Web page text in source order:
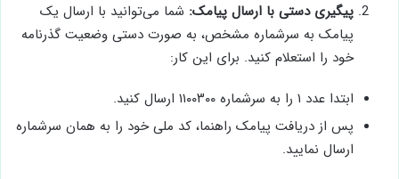
پیگیری دستی با ارسال پیامک: شما می‌توانید با ارسال یک
پیامک به سرشماره مشخص، به صورت دستی وضعیت گذرنامه
خود را استعلام کنید. برای این کار:
ابتدا عدد ۱ را به سرشماره ۱۱۰۰۳۰۰ ارسال کنید.
پس از دریافت پیامک راهنما، کد ملی خود را به همان سرشماره
ارسال نمایید.